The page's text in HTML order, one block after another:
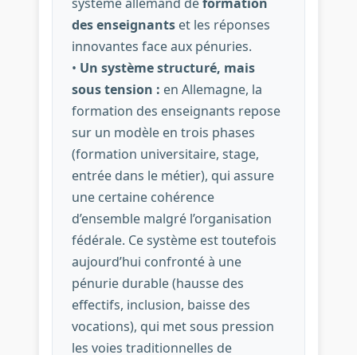
système allemand deformation
des enseignantset les réponses
innovantes face aux pénuries.
• Un système structuré, mais
sous tension : en Allemagne, la
formation des enseignants repose
sur un modèle en trois phases
(formation universitaire, stage,
entrée dans le métier), qui assure
une certaine cohérence
d’ensemble malgré l’organisation
fédérale. Ce système est toutefois
aujourd’hui confronté à une
pénurie durable (hausse des
effectifs, inclusion, baisse des
vocations), qui met sous pression
les voies traditionnelles de